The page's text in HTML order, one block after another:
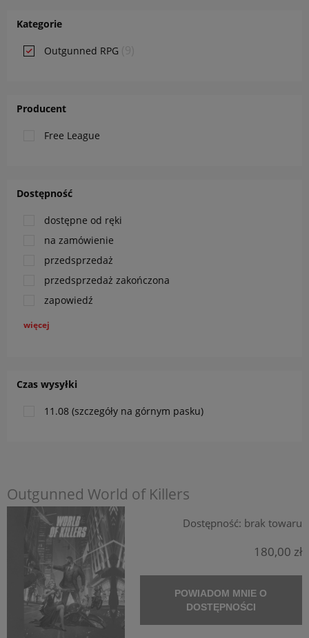
Kategorie
Outgunned RPG
Producent
Free League
Dostępność
dostępne od ręki
na zamówienie
przedsprzedaż
przedsprzedaż zakończona
zapowiedź
więcej
Czas wysyłki
11.08 (szczegóły na górnym pasku)
Outgunned World of Killers
Dostępność: brak towaru
180,00 zł
POWIADOM MNIE O
DOSTĘPNOŚCI